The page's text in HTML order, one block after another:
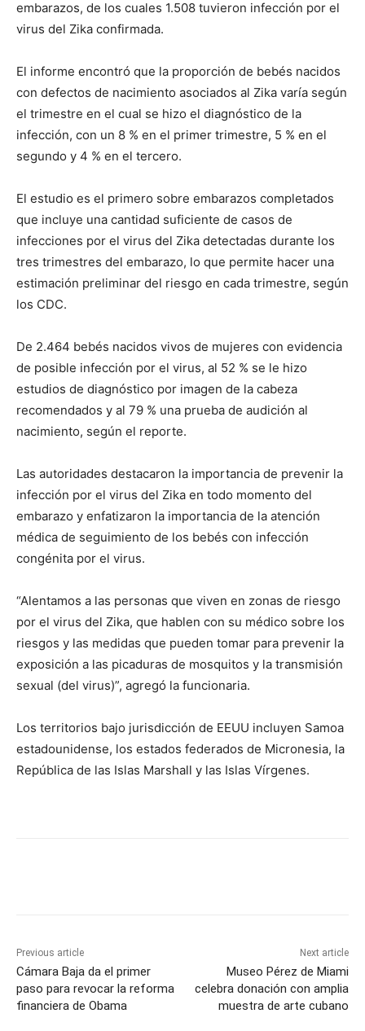
embarazos, de los cuales 1.508 tuvieron infección por el
virus del Zika confirmada.
El informe encontró que la proporción de bebés nacidos
con defectos de nacimiento asociados al Zika varía según
el trimestre en el cual se hizo el diagnóstico de la
infección, con un 8 % en el primer trimestre, 5 % en el
segundo y 4 % en el tercero.
El estudio es el primero sobre embarazos completados
que incluye una cantidad suficiente de casos de
infecciones por el virus del Zika detectadas durante los
tres trimestres del embarazo, lo que permite hacer una
estimación preliminar del riesgo en cada trimestre, según
los CDC.
De 2.464 bebés nacidos vivos de mujeres con evidencia
de posible infección por el virus, al 52 % se le hizo
estudios de diagnóstico por imagen de la cabeza
recomendados y al 79 % una prueba de audición al
nacimiento, según el reporte.
Las autoridades destacaron la importancia de prevenir la
infección por el virus del Zika en todo momento del
embarazo y enfatizaron la importancia de la atención
médica de seguimiento de los bebés con infección
congénita por el virus.
“Alentamos a las personas que viven en zonas de riesgo
por el virus del Zika, que hablen con su médico sobre los
riesgos y las medidas que pueden tomar para prevenir la
exposición a las picaduras de mosquitos y la transmisión
sexual (del virus)”, agregó la funcionaria.
Los territorios bajo jurisdicción de EEUU incluyen Samoa
estadounidense, los estados federados de Micronesia, la
República de las Islas Marshall y las Islas Vírgenes.
Previous article
Cámara Baja da el primer
paso para revocar la reforma
financiera de Obama
Next article
Museo Pérez de Miami
celebra donación con amplia
muestra de arte cubano